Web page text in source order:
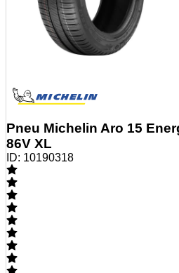
Pneu Michelin Aro 15
86V XL
ID: 10190318